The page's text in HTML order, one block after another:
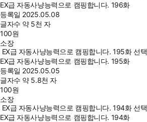
EX급 자동사냥능력으로 캠핑합니다. 196화
등록일 2025.05.08
글자수 약 5천 자
100원
소장
EX급 자동사냥능력으로 캠핑합니다. 195화 선택
EX급 자동사냥능력으로 캠핑합니다. 195화
등록일 2025.05.05
글자수 약 5.8천 자
100원
소장
EX급 자동사냥능력으로 캠핑합니다. 194화 선택
EX급 자동사냥능력으로 캠핑합니다. 194화